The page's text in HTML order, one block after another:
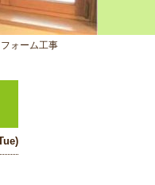
ォーム工事